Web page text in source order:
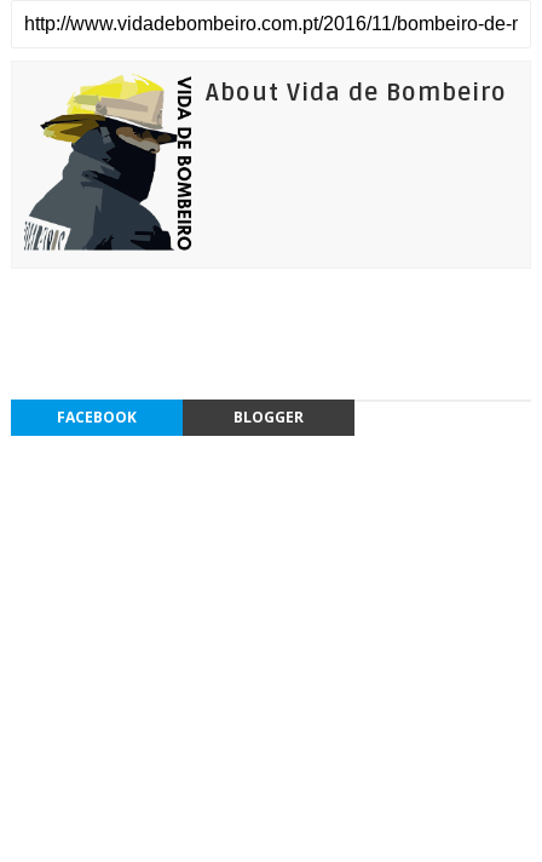
About Vida de Bombeiro
FACEBOOK BLOGGER